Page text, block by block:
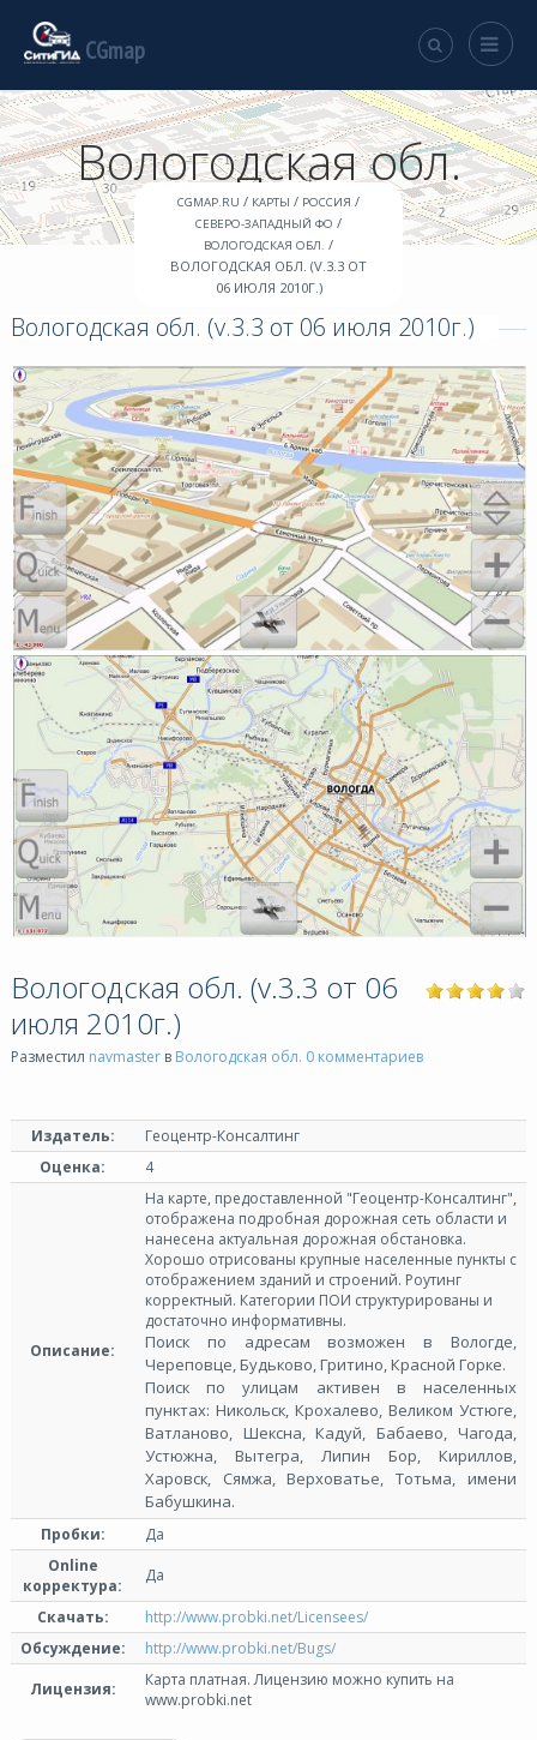
CGmap
Вологодская обл.
CGMAP.RU / КАРТЫ / РОССИЯ /
СЕВЕРО-ЗАПАДНЫЙ ФО /
ВОЛОГОДСКАЯ ОБЛ. /
ВОЛОГОДСКАЯ ОБЛ. (V.3.3 ОТ
06 ИЮЛЯ 2010Г.)
Вологодская обл. (v.3.3 от 06 июля 2010г.)
Вологодская обл. (v.3.3 от 06
июля 2010г.)
Разместил navmaster в Вологодская обл. 0 комментариев
Издатель:
Геоцентр-Консалтинг
Оценка:
4
Описание:
На карте, предоставленной "Геоцентр-Консалтинг",
отображена подробная дорожная сеть области и
нанесена актуальная дорожная обстановка.
Хорошо отрисованы крупные населенные пункты с
отображением зданий и строений. Роутинг
корректный. Категории ПОИ структурированы и
достаточно информативны.
Поиск по адресам возможен в Вологде,
Череповце, Будьково, Гритино, Красной Горке.
Поиск по улицам активен в населенных
пунктах: Никольск, Крохалево, Великом Устюге,
Ватланово, Шексна, Кадуй, Бабаево, Чагода,
Устюжна, Вытегра, Липин Бор, Кириллов,
Харовск, Сямжа, Верховатье, Тотьма, имени
Бабушкина.
Пробки:
Да
Online
корректура:
Да
Скачать:
http://www.probki.net/Licensees/
Обсуждение:
http://www.probki.net/Bugs/
Лицензия:
Карта платная. Лицензию можно купить на
www.probki.net